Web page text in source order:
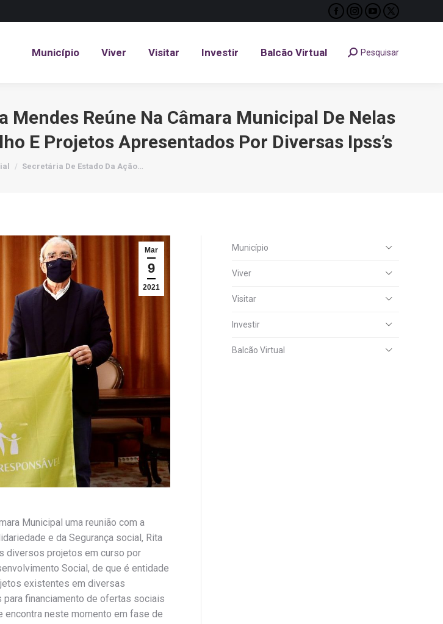
Facebook
opens
Instagram
opens
YouTube
opens
X
opens
Município Viver Visitar Investir Balcão Virtual Search:Pesquisar
Mendes Reúne Na Câmara Municipal De Nelas
E Projetos Apresentados Por Diversas Ipss’s
Secretária De Estado Da Ação…
Mar
9
2021
Municipal uma reunião com a
e da Segurança social, Rita
diversos projetos em curso por
Social, de que é entidade
existentes em diversas
para financiamento de ofertas sociais
encontra neste momento em fase de
Município
Viver
Visitar
Investir
Balcão Virtual
Município Viver Visitar Investir Balcão Virtual Search:
Pesquisar